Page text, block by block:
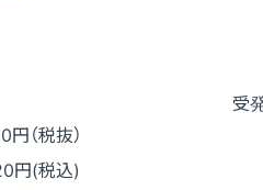
受
円（税抜）
円(税込)